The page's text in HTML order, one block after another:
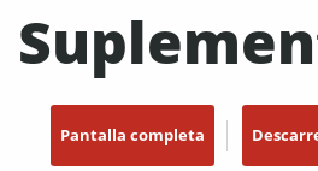
Pantalla completa